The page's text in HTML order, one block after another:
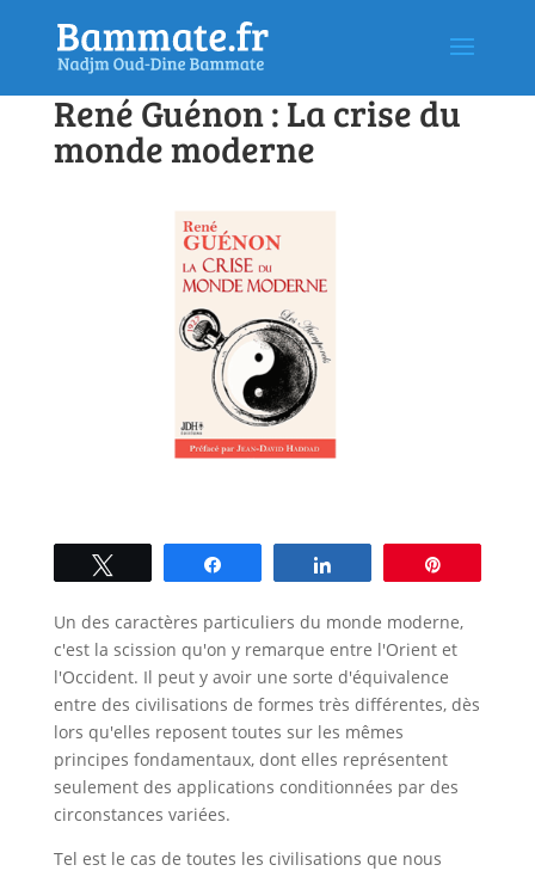
René Guénon : La crise du
monde moderne
Un des caractères particuliers du monde moderne,
c'est la scission qu'on y remarque entre l'Orient et
l'Occident. Il peut y avoir une sorte d'équivalence
entre des civilisations de formes très différentes, dès
lors qu'elles reposent toutes sur les mêmes
principes fondamentaux, dont elles représentent
seulement des applications conditionnées par des
circonstances variées.
Tel est le cas de toutes les civilisations que nous